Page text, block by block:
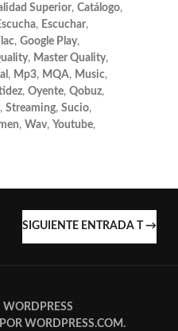
Superior, Catálogo,
, Escuchar,
, Google Play,
, Master Quality,
, Mp3, MQA, Music,
, Oyente, Qobuz,
, Streaming, Sucio,
, Wav, Youtube,
SIGUIENTE ENTRADA T →
WORDPRESS.COM.